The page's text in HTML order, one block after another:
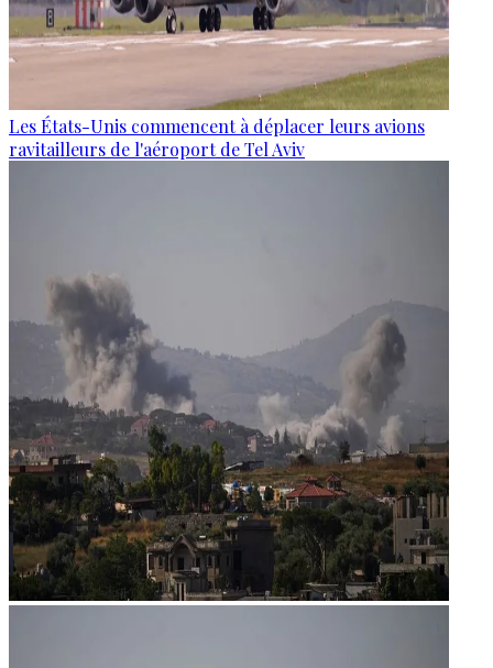
Les États-Unis commencent à déplacer leurs avions
ravitailleurs de l'aéroport de Tel Aviv